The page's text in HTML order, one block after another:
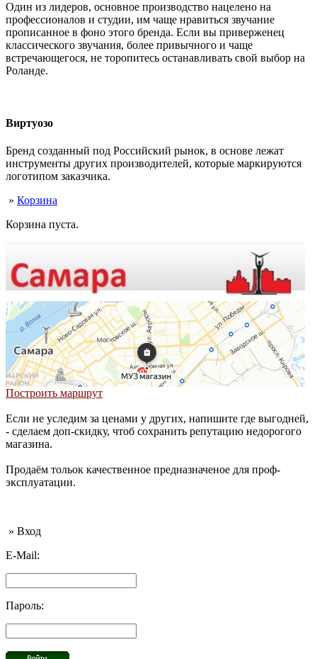
Один из лидеров, основное производство нацелено на
профессионалов и студии, им чаще нравиться звучание
прописанное в фоно этого бренда. Если вы приверженец
классического звучания, более привычного и чаще
встречающегося, не торопитесь останавливать свой выбор на
Роланде.
Виртуозо
Бренд созданный под Российский рынок, в основе лежат
инструменты других производителей, которые маркируются
логотипом заказчика.
» Корзина
Корзина пуста.
Построить маршрут
Если не уследим за ценами у других, напишите где выгодней,
- сделаем доп-скидку, чтоб сохранить репутацию недорогого
магазина.
Продаём тольок качественное предназначеное для проф-
эксплуатации.
» Вход
E-Mail:
Пароль: